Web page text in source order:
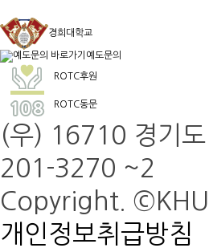
경희대학교
예도문의
ROTC후원
ROTC동문
(우) 16710 경기
201-3270 ~2
Copyright.
개인정보취급방침